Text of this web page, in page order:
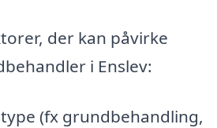
der kan påvirke
i Enslev:
(fx grundbehandling,